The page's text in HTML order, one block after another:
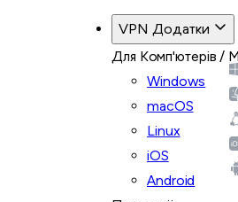
VPN Додатки
Для Комп'ютерів /
Windows
macOS
Linux
iOS
Android